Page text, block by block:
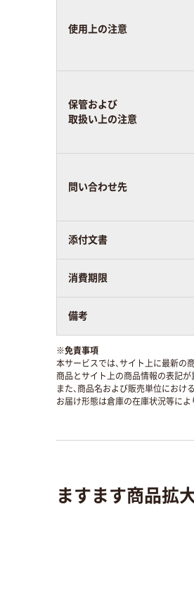
使用上の注意
保管および
取扱い上の注意
問い合わせ先
添付文書
消費期限
備考
※免責事項
本サービスでは、サイト上に最新の
商品とサイト上の商品情報の表記が
また、商品名および販売単位におけ
お届け形態は倉庫の在庫状況等によ
ますます商品拡